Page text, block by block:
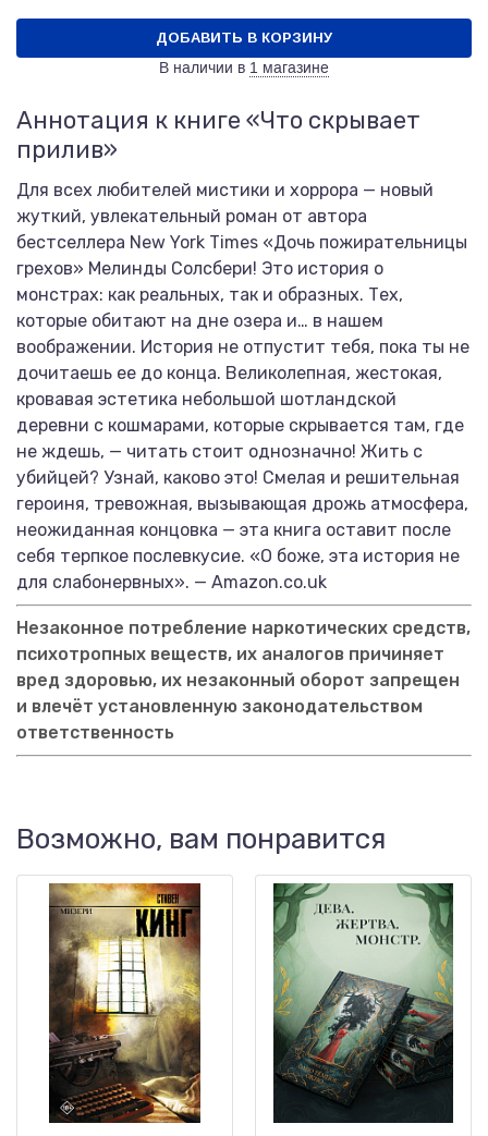
ДОБАВИТЬ В КОРЗИНУ
В наличии в 1 магазине
Аннотация к книге «Что скрывает
прилив»
Для всех любителей мистики и хоррора — новый
жуткий, увлекательный роман от автора
бестселлера New York Times «Дочь пожирательницы
грехов» Мелинды Солсбери! Это история о
монстрах: как реальных, так и образных. Тех,
которые обитают на дне озера и… в нашем
воображении. История не отпустит тебя, пока ты не
дочитаешь ее до конца. Великолепная, жестокая,
кровавая эстетика небольшой шотландской
деревни с кошмарами, которые скрывается там, где
не ждешь, — читать стоит однозначно! Жить с
убийцей? Узнай, каково это! Смелая и решительная
героиня, тревожная, вызывающая дрожь атмосфера,
неожиданная концовка — эта книга оставит после
себя терпкое послевкусие. «О боже, эта история не
для слабонервных». — Amazon.co.uk
Незаконное потребление наркотических средств,
психотропных веществ, их аналогов причиняет
вред здоровью, их незаконный оборот запрещен
и влечёт установленную законодательством
ответственность
Возможно, вам понравится